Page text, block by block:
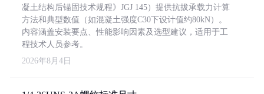
凝土结构后锚固技术规程》JGJ 145）提供抗拔承载力计算
方法和典型数值（如混凝土强度C30下设计值约80kN）。
内容涵盖安装要点、性能影响因素及选型建议，适用于工
程技术人员参考。
2026年8月4日